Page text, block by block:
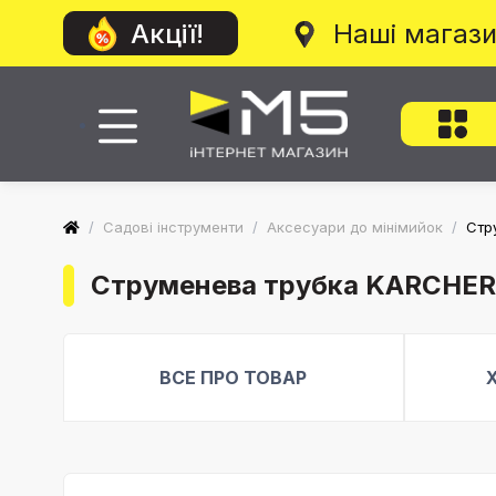
Акції! Наші
/ Садові інструменти / Аксесуари до мінімийок /
Струменева трубка
ВСЕ ПРО ТОВАР